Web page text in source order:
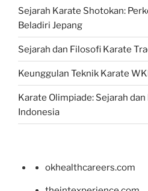
Sejarah Karate Shotokan:
Beladiri Jepang
Sejarah dan Filosofi Karate
Keunggulan Teknik Karate
Karate Olimpiade: Sejarah
Indonesia
okhealthcareers.com